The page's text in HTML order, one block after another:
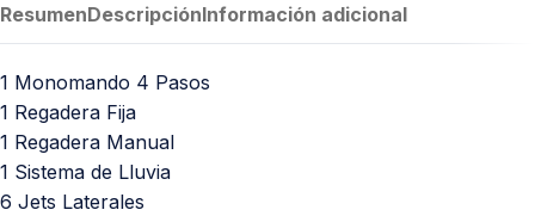
ResumenDescripciónInformación adicional
1 Monomando 4 Pasos
1 Regadera Fija
1 Regadera Manual
1 Sistema de Lluvia
6 Jets Laterales